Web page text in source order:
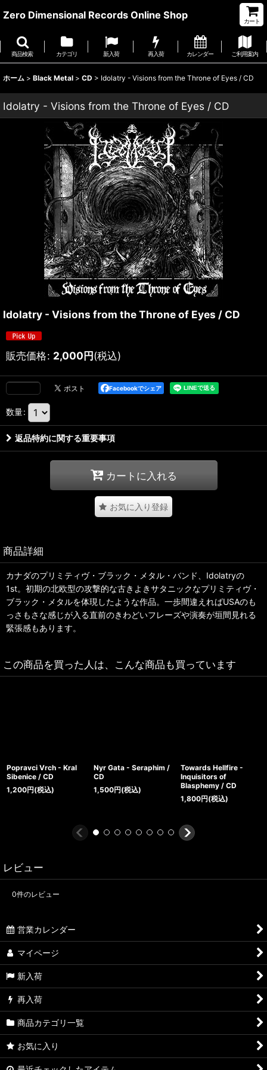
Zero Dimensional Records Online Shop
カート
商品検索 カテゴリ 新入荷 再入荷 カレンダー ご利用案内
ホーム > Black Metal > CD > Idolatry - Visions from the Throne of Eyes / CD
Idolatry - Visions from the Throne of Eyes / CD
Idolatry - Visions from the Throne of Eyes / CD
販売価格: 2,000円(税込)
Facebookでシェア
数量:
返品特約に関する重要事項
カートに入れる
お気に入り登録
商品詳細
カナダのプリミティヴ・ブラック・メタル・バンド、Idolatryの
1st。初期の北欧型の攻撃的な古きよきサタニックなプリミティヴ・
ブラック・メタルを体現したような作品。一歩間違えればUSAのも
っさもさな感じが入る直前のきわどいフレーズや演奏が垣間見れる
緊張感もあります。
この商品を買った人は、こんな商品も買っています
Popravci Vrch - Kral
Sibenice / CD
1,200円(税込)
Nyr Gata - Seraphim /
CD
1,500円(税込)
Towards Hellfire -
Inquisitors of
Blasphemy / CD
1,800円(税込)
レビュー
0件のレビュー
営業カレンダー
マイページ
新入荷
再入荷
商品カテゴリ一覧
お気に入り